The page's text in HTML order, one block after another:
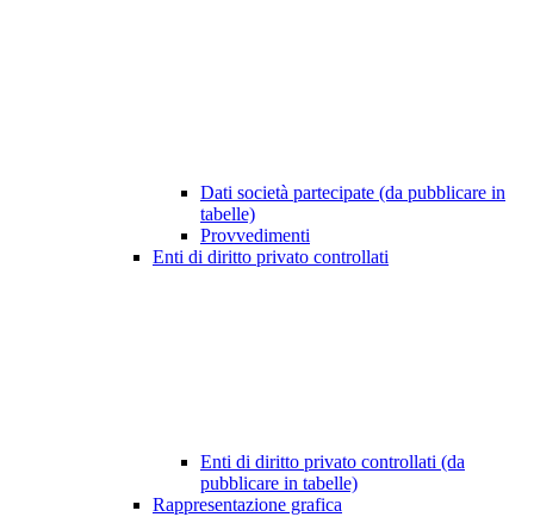
Dati società partecipate (da pubblicare in
tabelle)
Provvedimenti
Enti di diritto privato controllati
Enti di diritto privato controllati (da
pubblicare in tabelle)
Rappresentazione grafica